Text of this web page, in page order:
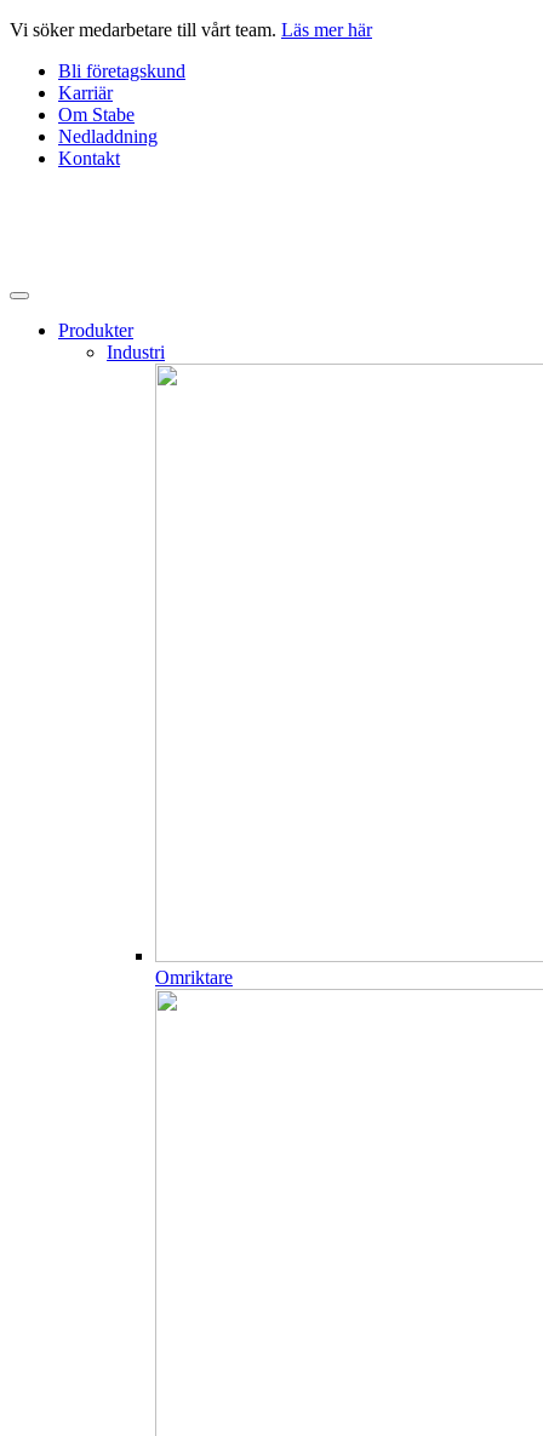
Hoppa
innehåll
Vi söker medarbetare till vårt team. Läs mer här
Bli företagskund
Karriär
Om Stabe
Nedladdning
Kontakt
Produkter
Industri
Omriktare